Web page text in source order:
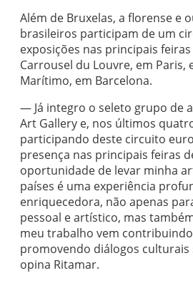
Além de Bruxelas, a florense e
brasileiros participam de um
exposições nas principais
Carrousel du Louvre, em Paris,
Marítimo, em Barcelona.
— Já integro o seleto grupo de
Art Gallery e, nos últimos
participando deste circuito
presença nas principais feiras
oportunidade de levar minha
países é uma experiência
enriquecedora, não apenas
pessoal e artístico, mas
meu trabalho vem
promovendo diálogos
opina Ritamar.